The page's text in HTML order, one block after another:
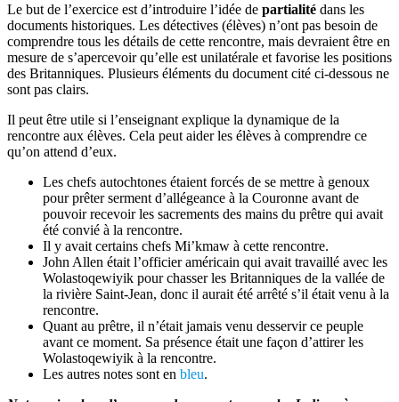
Le but de l’exercice est d’introduire l’idée de partialité dans les
documents historiques. Les détectives (élèves) n’ont pas besoin de
comprendre tous les détails de cette rencontre, mais devraient être en
mesure de s’apercevoir qu’elle est unilatérale et favorise les positions
des Britanniques. Plusieurs éléments du document cité ci-dessous ne
sont pas clairs.
Il peut être utile si l’enseignant explique la dynamique de la
rencontre aux élèves. Cela peut aider les élèves à comprendre ce
qu’on attend d’eux.
Les chefs autochtones étaient forcés de se mettre à genoux
pour prêter serment d’allégeance à la Couronne avant de
pouvoir recevoir les sacrements des mains du prêtre qui avait
été convié à la rencontre.
Il y avait certains chefs Mi’kmaw à cette rencontre.
John Allen était l’officier américain qui avait travaillé avec les
Wolastoqewiyik pour chasser les Britanniques de la vallée de
la rivière Saint-Jean, donc il aurait été arrêté s’il était venu à la
rencontre.
Quant au prêtre, il n’était jamais venu desservir ce peuple
avant ce moment. Sa présence était une façon d’attirer les
Wolastoqewiyik à la rencontre.
Les autres notes sont en bleu.